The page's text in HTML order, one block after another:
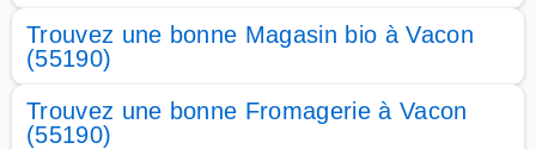
Trouvez une bonne Magasin bio à Vacon
(55190)
Trouvez une bonne Fromagerie à Vacon
(55190)